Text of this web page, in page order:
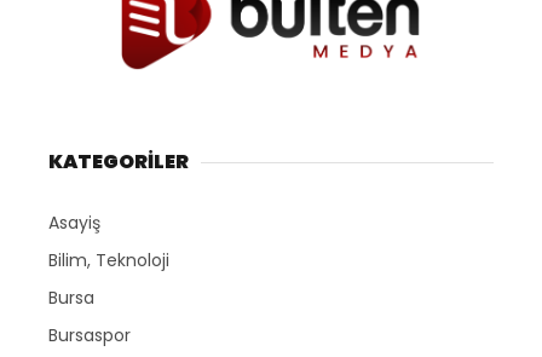
KATEGORİLER
Asayiş
Bilim, Teknoloji
Bursa
Bursaspor